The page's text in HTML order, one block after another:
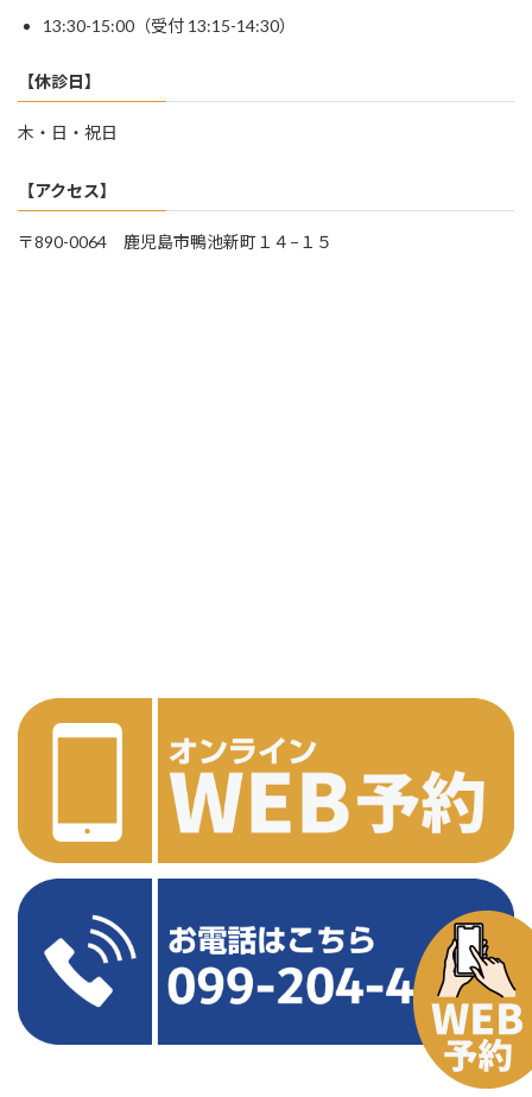
13:30-15:00（受付 13:15-14:30）
【休診日】
木・日・祝日
【アクセス】
〒890-0064 鹿児島市鴨池新町１４−１５